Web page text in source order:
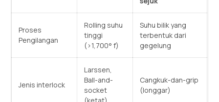
Proses
Pengilangan
Rolling suhu
tinggi
(>1,700° f)
Suhu bilik yang
terbentuk dari
gegelung
Jenis interlock
Larssen,
Ball-and-
socket
Cangkuk-dan-grip
(longgar)